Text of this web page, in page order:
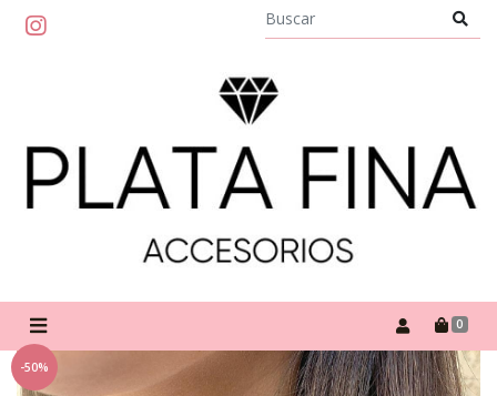
0
-50%